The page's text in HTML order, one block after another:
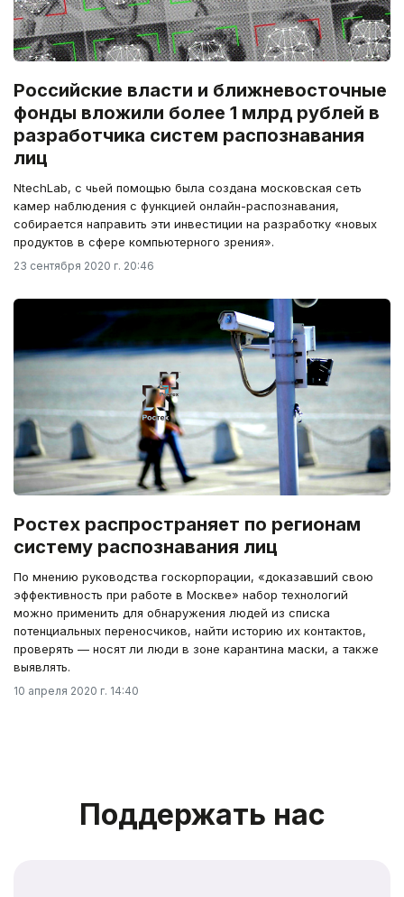
Российские власти и ближневосточные
фонды вложили более 1 млрд рублей в
разработчика систем распознавания
лиц
NtechLab, с чьей помощью была создана московская сеть
камер наблюдения с функцией онлайн-распознавания,
собирается направить эти инвестиции на разработку «новых
продуктов в сфере компьютерного зрения».
23 сентября 2020 г. 20:46
Ростех распространяет по регионам
систему распознавания лиц
По мнению руководства госкорпорации, «доказавший свою
эффективность при работе в Москве» набор технологий
можно применить для обнаружения людей из списка
потенциальных переносчиков, найти историю их контактов,
проверять — носят ли люди в зоне карантина маски, а также
выявлять.
10 апреля 2020 г. 14:40
Поддержать нас